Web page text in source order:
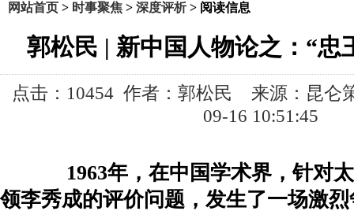
网站首页 > 时事聚焦 > 深度评析> 阅读信息
郭松民 | 新中国人物论之：“忠
点击： 10454 作者：郭松民 来源：昆仑
09-16 10:51:45
1963年，在中国学术界，针对
领李秀成的评价问题，发生了一场激